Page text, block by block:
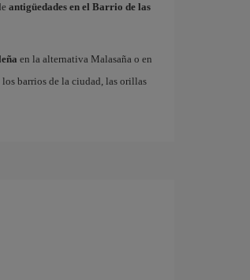
antigüedades en el Barrio de las
en la alternativa Malasaña o en
barrios de la ciudad, las orillas